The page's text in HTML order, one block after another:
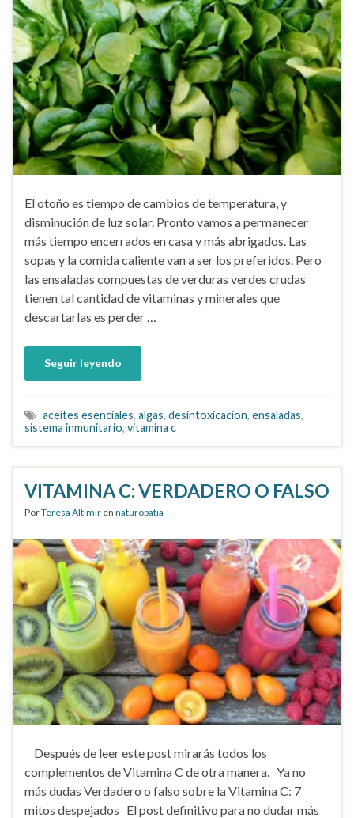
El otoño es tiempo de cambios de temperatura, y
disminución de luz solar. Pronto vamos a permanecer
más tiempo encerrados en casa y más abrigados. Las
sopas y la comida caliente van a ser los preferidos. Pero
las ensaladas compuestas de verduras verdes crudas
tienen tal cantidad de vitaminas y minerales que
descartarlas es perder …
Seguir leyendo
aceites esenciales, algas, desintoxicacion, ensaladas,
sistema inmunitario, vitamina c
VITAMINA C: VERDADERO O FALSO
PorTeresa Altimir en naturopatia
Después de leer este post mirarás todos los
complementos de Vitamina C de otra manera. Ya no
más dudas Verdadero o falso sobre la Vitamina C: 7
mitos despejados El post definitivo para no dudar más